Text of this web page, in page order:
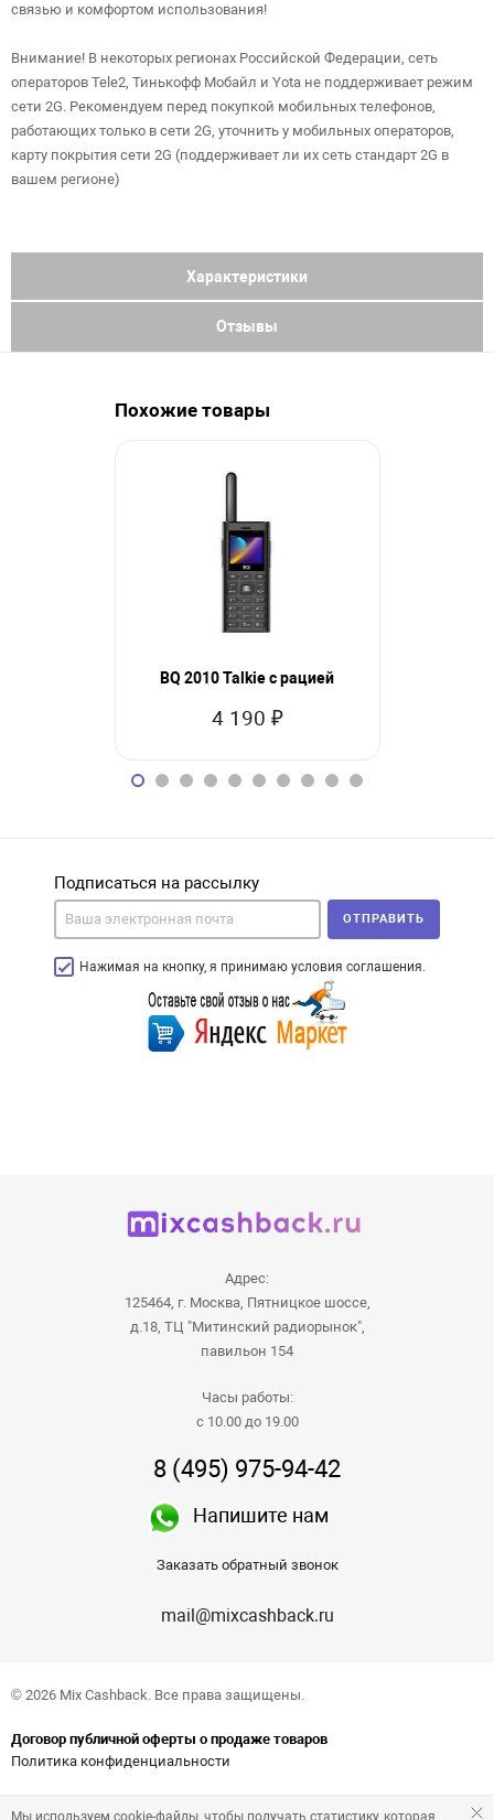
связью и комфортом использования!
Внимание! В некоторых регионах Российской Федерации, сеть
операторов Tele2, Тинькофф Мобайл и Yota не поддерживает режим
сети 2G. Рекомендуем перед покупкой мобильных телефонов,
работающих только в сети 2G, уточнить у мобильных операторов,
карту покрытия сети 2G (поддерживает ли их сеть стандарт 2G в
вашем регионе)
Характеристики
Отзывы
Похожие товары
BQ 2010 Talkie с рацией
4 190 ₽
Подписаться на рассылку
Нажимая на кнопку, я принимаю условия соглашения.
ОТПРАВИТЬ
Адрес:
125464, г. Москва, Пятницкое шоссе,
д.18, ТЦ "Митинский радиорынок",
павильон 154
Часы работы:
с 10.00 до 19.00
8 (495) 975-94-42
Напишите нам
Заказать обратный звонок
mail@mixcashback.ru
© 2026 Mix Cashback. Все права защищены.
Договор публичной оферты о продаже товаров
Политика конфиденциальности
Мы используем cookie-файлы, чтобы получать статистику, которая